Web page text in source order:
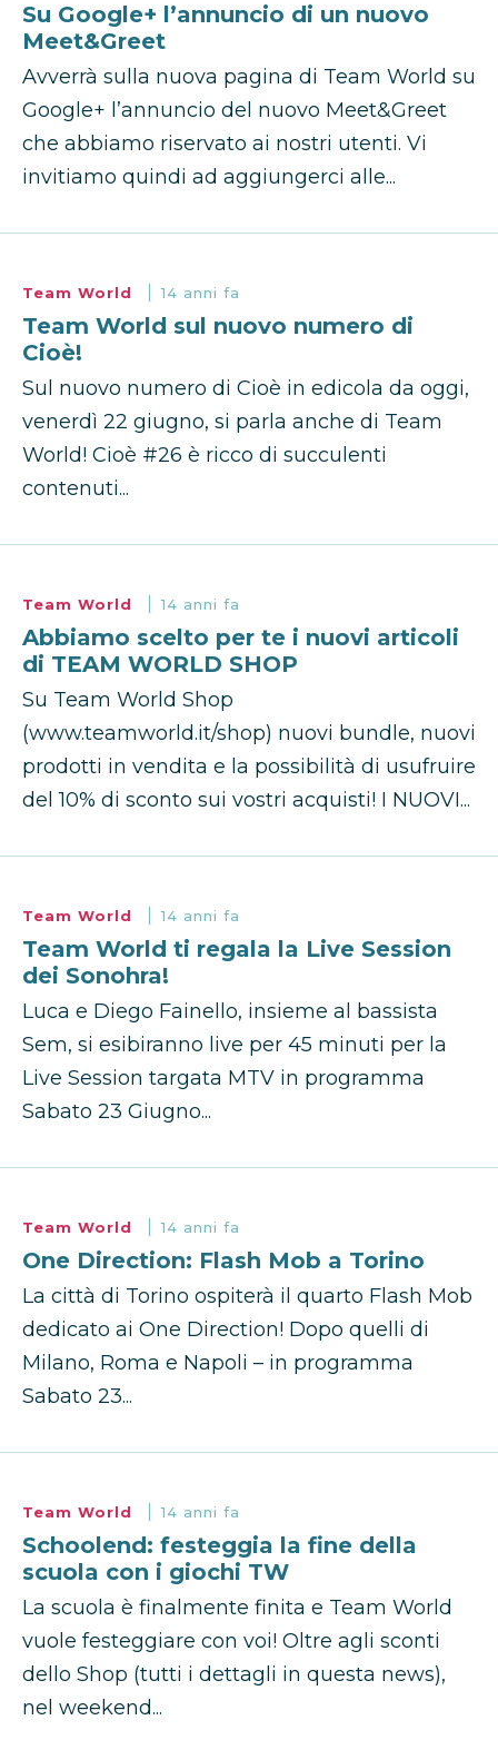
Su Google+ l’annuncio di un nuovo
Meet&Greet
Avverrà sulla nuova pagina di Team World su
Google+ l’annuncio del nuovo Meet&Greet
che abbiamo riservato ai nostri utenti. Vi
invitiamo quindi ad aggiungerci alle...
Team World 14 anni fa
Team World sul nuovo numero di
Cioè!
Sul nuovo numero di Cioè in edicola da oggi,
venerdì 22 giugno, si parla anche di Team
World! Cioè #26 è ricco di succulenti
contenuti...
Team World 14 anni fa
Abbiamo scelto per te i nuovi articoli
di TEAM WORLD SHOP
Su Team World Shop
(www.teamworld.it/shop) nuovi bundle, nuovi
prodotti in vendita e la possibilità di usufruire
del 10% di sconto sui vostri acquisti! I NUOVI...
Team World 14 anni fa
Team World ti regala la Live Session
dei Sonohra!
Luca e Diego Fainello, insieme al bassista
Sem, si esibiranno live per 45 minuti per la
Live Session targata MTV in programma
Sabato 23 Giugno...
Team World 14 anni fa
One Direction: Flash Mob a Torino
La città di Torino ospiterà il quarto Flash Mob
dedicato ai One Direction! Dopo quelli di
Milano, Roma e Napoli – in programma
Sabato 23...
Team World 14 anni fa
Schoolend: festeggia la fine della
scuola con i giochi TW
La scuola è finalmente finita e Team World
vuole festeggiare con voi! Oltre agli sconti
dello Shop (tutti i dettagli in questa news),
nel weekend...